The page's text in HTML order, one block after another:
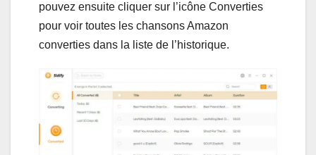
pouvez ensuite cliquer sur l’icône Converties
pour voir toutes les chansons Amazon
converties dans la liste de l’historique.